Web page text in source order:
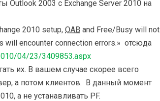
Outlook 2003 с Exchange Server 2010 на
2010 setup, OAB and Free/Busy will not
will encounter connection errors.» отсюда
04/23/3409853.aspx
их. В вашем случае скорее всего
а потом клиентов. В данный момент
а не устанавливать PF.